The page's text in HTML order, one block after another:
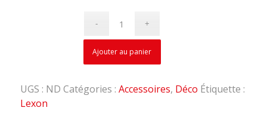
Ajouter au panier
UGS : ND Catégories : Accessoires, Déco Étiquette :
Lexon